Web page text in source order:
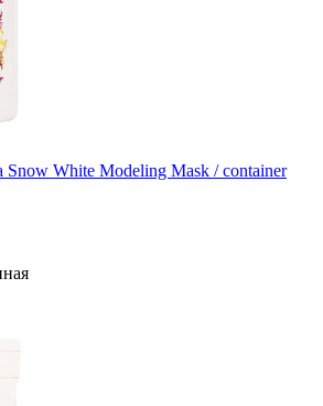
White Modeling Mask / container